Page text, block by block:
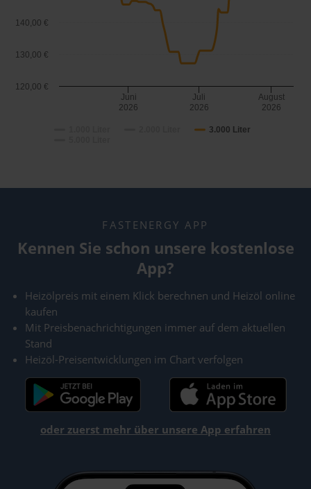
3.000 Liter
Juni
2026
Juli
2026
August
2026
120,00 €
130,00 €
140,00 €
FASTENERGY APP
Kennen Sie schon unsere kostenlose
App?
Heizölpreis mit einem Klick berechnen und Heizöl online
kaufen
Mit Preisbenachrichtigungen immer auf dem aktuellen
Stand
Heizöl-Preisentwicklungen im Chart verfolgen
oder zuerst mehr über unsere App erfahren